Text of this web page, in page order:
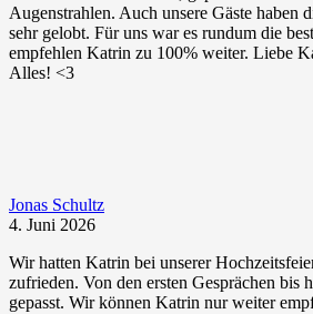
Augenstrahlen. Auch unsere Gäste haben
sehr gelobt. Für uns war es rundum die
empfehlen Katrin zu 100% weiter. Liebe
Alles! <3
Jonas Schultz
4. Juni 2026
Wir hatten Katrin bei unserer
zufrieden. Von den ersten Gesprächen bis
gepasst. Wir können Katrin nur weiter